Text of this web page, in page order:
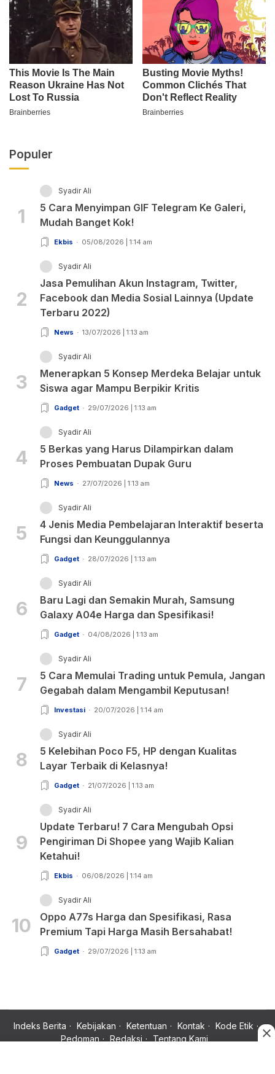
Populer
1
Syadir Ali
5 Cara Menyimpan GIF Telegram Ke Galeri,
Mudah Banget Kok!
Ekbis 05/08/2026 | 1:14 am
2
Syadir Ali
Jasa Pemulihan Akun Instagram, Twitter,
Facebook dan Media Sosial Lainnya (Update
Terbaru 2022)
News 13/07/2026 | 1:13 am
3
Syadir Ali
Menerapkan 5 Konsep Merdeka Belajar untuk
Siswa agar Mampu Berpikir Kritis
Gadget 29/07/2026 | 1:13 am
4
Syadir Ali
5 Berkas yang Harus Dilampirkan dalam
Proses Pembuatan Dupak Guru
News 27/07/2026 | 1:13 am
5
Syadir Ali
4 Jenis Media Pembelajaran Interaktif beserta
Fungsi dan Keunggulannya
Gadget 28/07/2026 | 1:13 am
6
Syadir Ali
Baru Lagi dan Semakin Murah, Samsung
Galaxy A04e Harga dan Spesifikasi!
Gadget 04/08/2026 | 1:13 am
7
Syadir Ali
5 Cara Memulai Trading untuk Pemula, Jangan
Gegabah dalam Mengambil Keputusan!
Investasi 20/07/2026 | 1:14 am
8
Syadir Ali
5 Kelebihan Poco F5, HP dengan Kualitas
Layar Terbaik di Kelasnya!
Gadget 21/07/2026 | 1:13 am
9
Syadir Ali
Update Terbaru! 7 Cara Mengubah Opsi
Pengiriman Di Shopee yang Wajib Kalian
Ketahui!
Ekbis 06/08/2026 | 1:14 am
10
Syadir Ali
Oppo A77s Harga dan Spesifikasi, Rasa
Premium Tapi Harga Masih Bersahabat!
Gadget 29/07/2026 | 1:13 am
Indeks Berita Kebijakan Ketentuan Kontak
Kode Etik
Pedoman
Redaksi Tentang Kami